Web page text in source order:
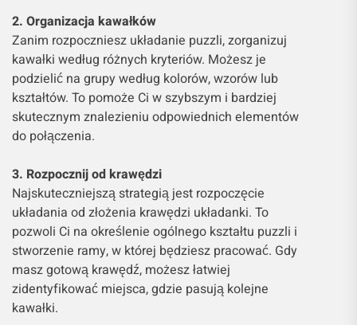
2. Organizacja kawałków
Zanim rozpoczniesz układanie puzzli, zorganizuj
kawałki według różnych kryteriów. Możesz je
podzielić na grupy według kolorów, wzorów lub
kształtów. To pomoże Ci w szybszym i bardziej
skutecznym znalezieniu odpowiednich elementów
do połączenia.
3. Rozpocznij od krawędzi
Najskuteczniejszą strategią jest rozpoczęcie
układania od złożenia krawędzi układanki. To
pozwoli Ci na określenie ogólnego kształtu puzzli i
stworzenie ramy, w której będziesz pracować. Gdy
masz gotową krawędź, możesz łatwiej
zidentyfikować miejsca, gdzie pasują kolejne
kawałki.